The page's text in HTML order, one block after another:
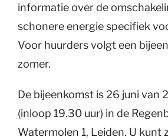
informatie over de
schonere energie specifiek
Voor huurders volgt een
zomer.
De bijeenkomst is 26 juni van
(inloop 19.30 uur) in de
Watermolen 1, Leiden. U kunt